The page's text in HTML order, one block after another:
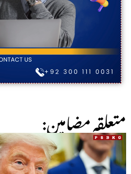
:متعلقہ مضامین